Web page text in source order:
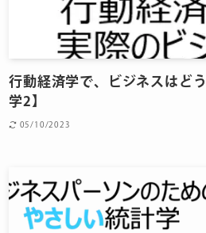
行動経済学で、ビジネスはど
学2】
05/10/2023